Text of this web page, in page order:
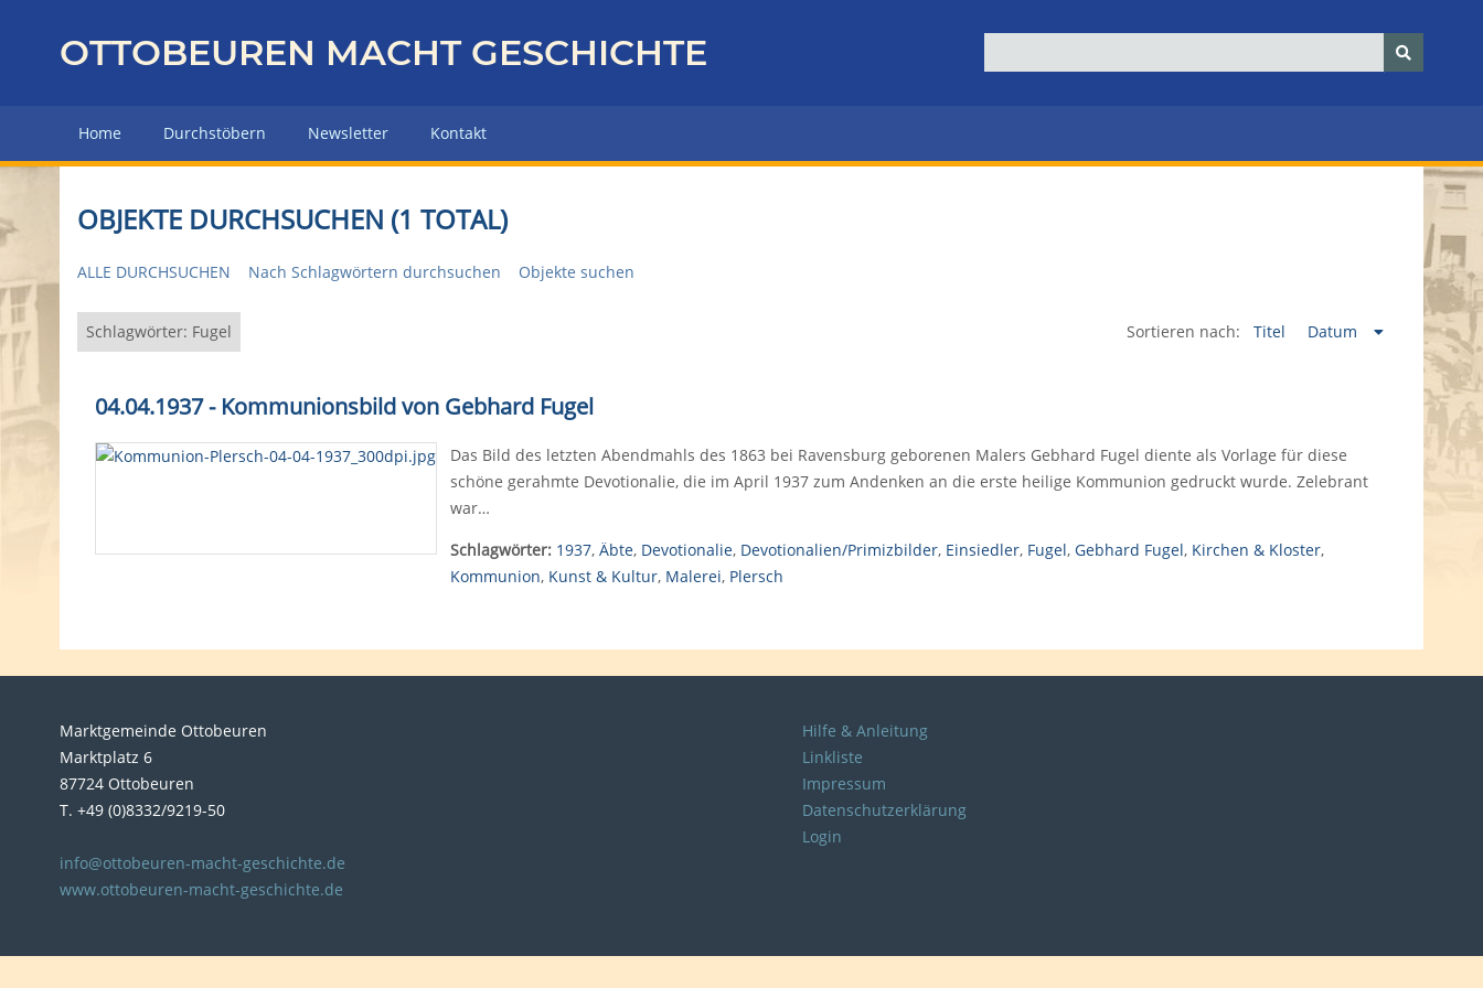
z
r
H
u
p
e
OTTOBEUREN MACHT GESCHICHTE
Home Durchstöbern Newsletter Kontakt
OBJEKTE DURCHSUCHEN (1 TOTAL)
ALLE DURCHSUCHEN Nach Schlagwörtern durchsuchen Objekte suchen
Schlagwörter: Fugel Sortieren nach: Titel Datum
04.04.1937 - Kommunionsbild von Gebhard Fugel
Das Bild des letzten Abendmahls des 1863 bei Ravensburg geborenen Malers Gebhard Fugel diente als Vorlage für diese
schöne gerahmte Devotionalie, die im April 1937 zum Andenken an die erste heilige Kommunion gedruckt wurde. Zelebrant
war…
Schlagwörter: 1937, Äbte, Devotionalie, Devotionalien/Primizbilder, Einsiedler, Fugel, Gebhard Fugel, Kirchen & Kloster,
Kommunion, Kunst & Kultur, Malerei, Plersch
Marktgemeinde Ottobeuren
Marktplatz 6
87724 Ottobeuren
T. +49 (0)8332/9219-50
info@ottobeuren-macht-geschichte.de
www.ottobeuren-macht-geschichte.de
Hilfe & Anleitung
Linkliste
Impressum
Datenschutzerklärung
Login